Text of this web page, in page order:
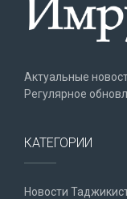
Актуальные
Регулярное
КАТЕГОРИИ
Новости